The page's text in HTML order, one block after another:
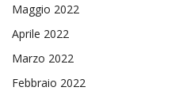
Maggio 2022
Aprile 2022
Marzo 2022
Febbraio 2022